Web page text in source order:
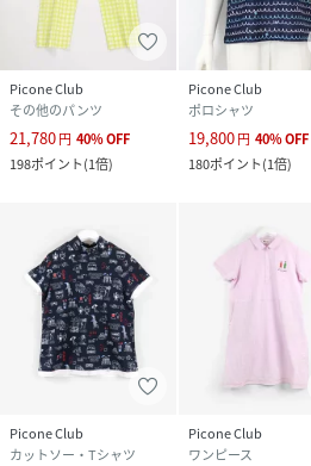
Picone Club
その他のパンツ
21,780円 40%OFF
198ポイント(1倍)
Picone Club
ポロシャツ
19,800円 40%OFF
180ポイント(1倍)
Picone Club
カットソー・Tシャツ
Picone Club
ワンピース